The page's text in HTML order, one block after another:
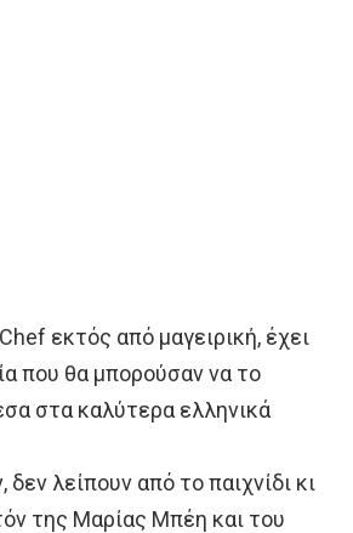
εκτός από μαγειρική, έχει
που θα μπορούσαν να το
στα καλύτερα ελληνικά
λείπουν από το παιχνίδι κι
της Μαρίας Μπέη και του